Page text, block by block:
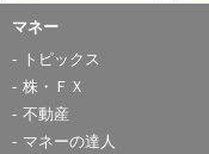
マネー
トピックス
株・ＦＸ
不動産
マネーの達人